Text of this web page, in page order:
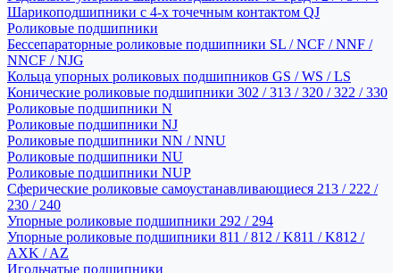
Шарикоподшипники с 4-х точечным контактом QJ
Роликовые подшипники
Бессепараторные роликовые подшипники SL / NCF / NNF /
NNCF / NJG
Кольца упорных роликовых подшипников GS / WS / LS
Конические роликовые подшипники 302 / 313 / 320 / 322 / 330
Роликовые подшипники N
Роликовые подшипники NJ
Роликовые подшипники NN / NNU
Роликовые подшипники NU
Роликовые подшипники NUP
Сферические роликовые самоустанавливающиеся 213 / 222 /
230 / 240
Упорные роликовые подшипники 292 / 294
Упорные роликовые подшипники 811 / 812 / K811 / K812 /
AXK / AZ
Игольчатые подшипники